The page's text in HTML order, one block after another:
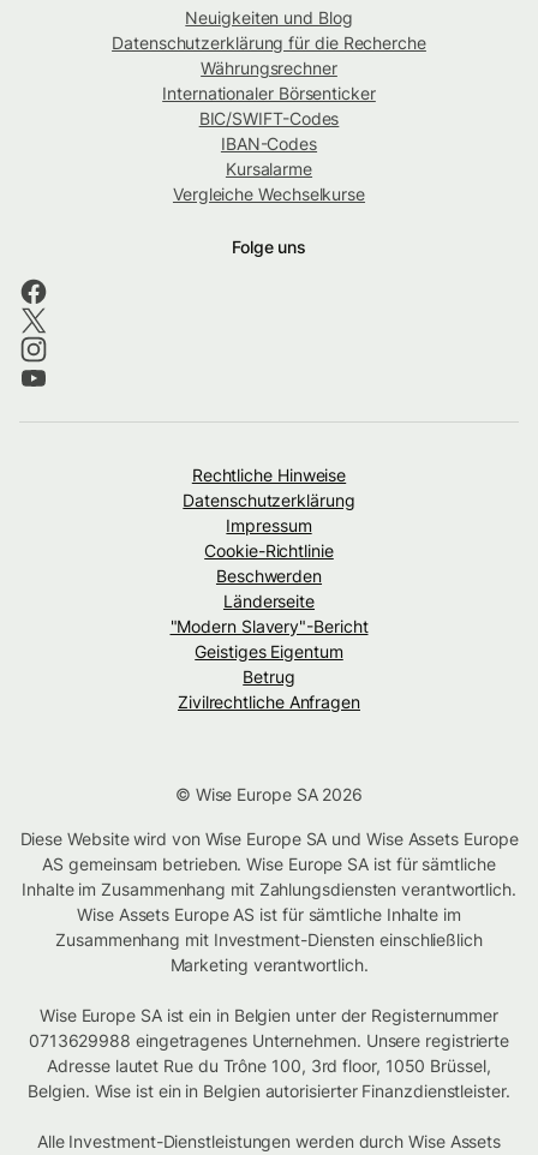
Neuigkeiten und Blog
Datenschutzerklärung für die Recherche
Währungsrechner
Internationaler Börsenticker
BIC/SWIFT-Codes
IBAN-Codes
Kursalarme
Vergleiche Wechselkurse
Folge uns
Rechtliche Hinweise
Datenschutzerklärung
Impressum
Cookie-Richtlinie
Beschwerden
Länderseite
"Modern Slavery"-Bericht
Geistiges Eigentum
Betrug
Zivilrechtliche Anfragen
© Wise Europe SA 2026
Diese Website wird von Wise Europe SA und Wise Assets Europe
AS gemeinsam betrieben. Wise Europe SA ist für sämtliche
Inhalte im Zusammenhang mit Zahlungsdiensten verantwortlich.
Wise Assets Europe AS ist für sämtliche Inhalte im
Zusammenhang mit Investment-Diensten einschließlich
Marketing verantwortlich.
Wise Europe SA ist ein in Belgien unter der Registernummer
0713629988 eingetragenes Unternehmen. Unsere registrierte
Adresse lautet Rue du Trône 100, 3rd floor, 1050 Brüssel,
Belgien. Wise ist ein in Belgien autorisierter Finanzdienstleister.
Alle Investment-Dienstleistungen werden durch Wise Assets